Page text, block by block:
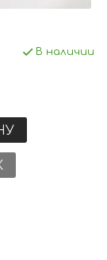
В наличии